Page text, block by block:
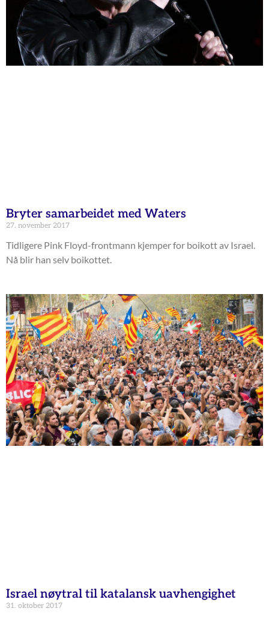
Bryter samarbeidet med Waters
27. november 2017
Tidligere Pink Floyd-frontmann kjemper for boikott av Israel.
Nå blir han selv boikottet.
Israel nøytral til katalansk uavhengighet
31. oktober 2017